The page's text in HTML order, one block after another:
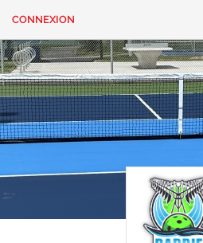
CONNEXION
CONTACT
Vous
cherchez
quelque
CONNEXION